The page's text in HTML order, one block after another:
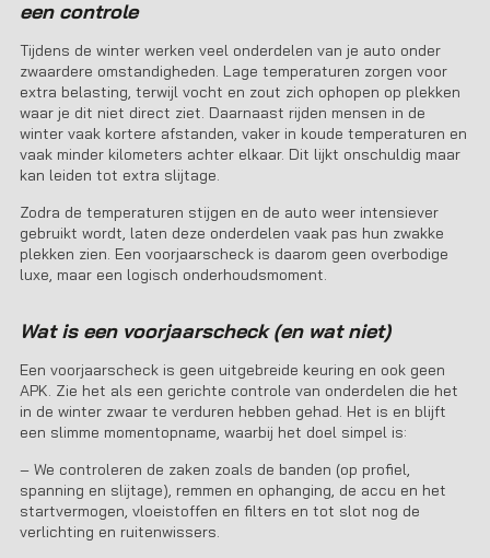
een controle
Tijdens de winter werken veel onderdelen van je auto onder
zwaardere omstandigheden. Lage temperaturen zorgen voor
extra belasting, terwijl vocht en zout zich ophopen op plekken
waar je dit niet direct ziet. Daarnaast rijden mensen in de
winter vaak kortere afstanden, vaker in koude temperaturen en
vaak minder kilometers achter elkaar. Dit lijkt onschuldig maar
kan leiden tot extra slijtage.
Zodra de temperaturen stijgen en de auto weer intensiever
gebruikt wordt, laten deze onderdelen vaak pas hun zwakke
plekken zien. Een voorjaarscheck is daarom geen overbodige
luxe, maar een logisch onderhoudsmoment.
Wat is een voorjaarscheck (en wat niet)
Een voorjaarscheck is geen uitgebreide keuring en ook geen
APK. Zie het als een gerichte controle van onderdelen die het
in de winter zwaar te verduren hebben gehad. Het is en blijft
een slimme momentopname, waarbij het doel simpel is:
– We controleren de zaken zoals de banden (op profiel,
spanning en slijtage), remmen en ophanging, de accu en het
startvermogen, vloeistoffen en filters en tot slot nog de
verlichting en ruitenwissers.